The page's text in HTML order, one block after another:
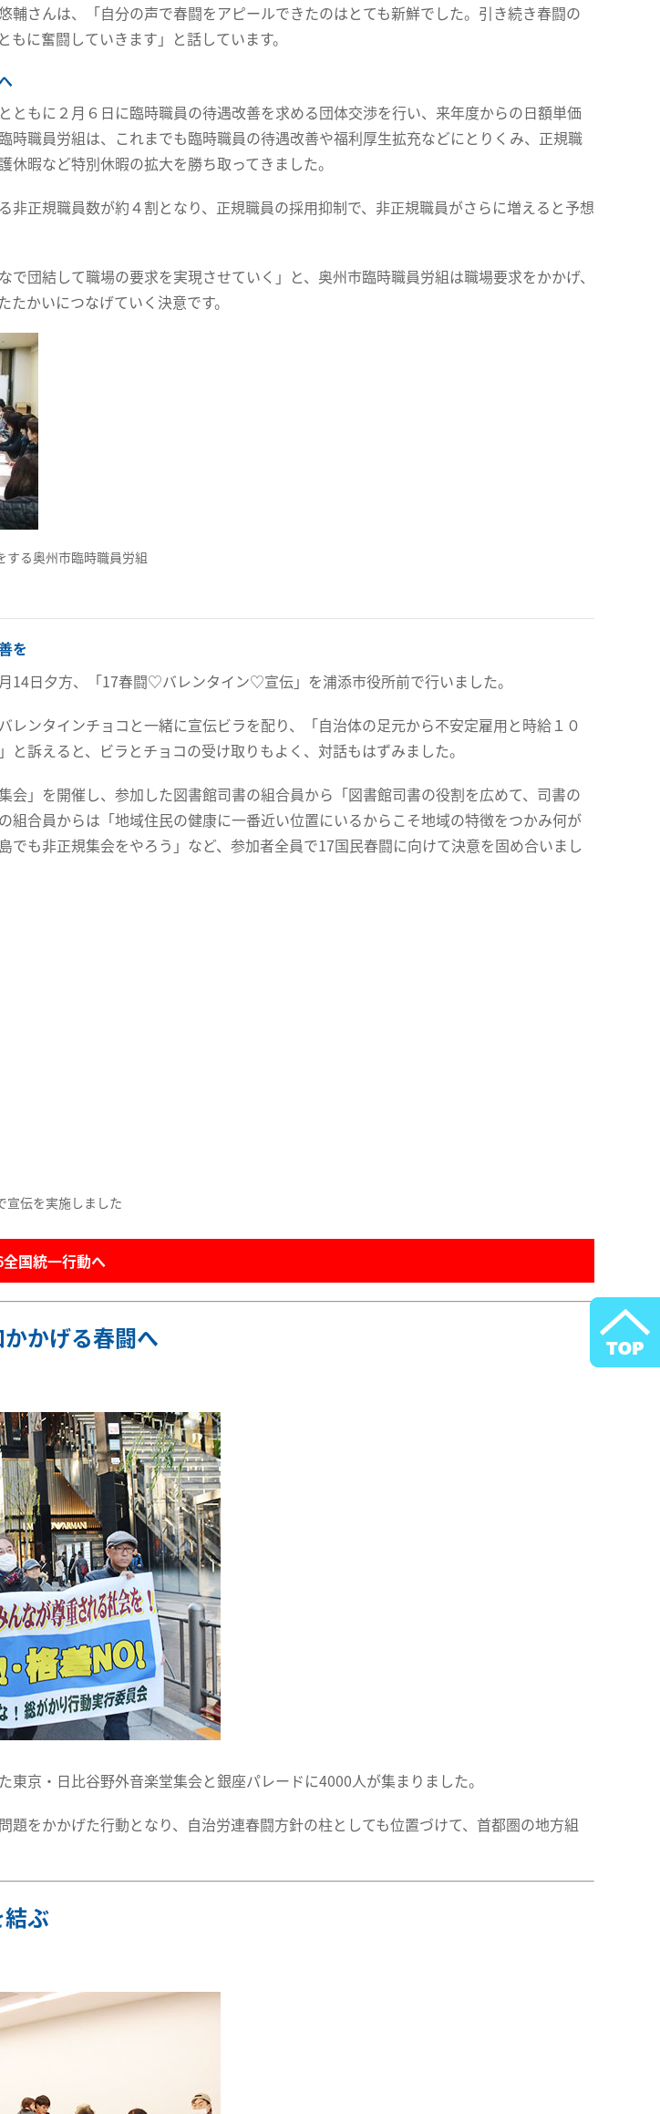
輔さんは、「自分の声で春闘をアピールできたのはとても新鮮でした。引き続き春闘の
に奮闘していきます」と話しています。
ともに２月６日に臨時職員の待遇改善を求める団体交渉を行い、来年度からの日額単価
時職員労組は、これまでも臨時職員の待遇改善や福利厚生拡充などにとりくみ、正規職
暇など特別休暇の拡大を勝ち取ってきました。
非正規職員数が約４割となり、正規職員の採用抑制で、非正規職員がさらに増えると予想
で団結して職場の要求を実現させていく」と、奥州市臨時職員労組は職場要求をかかげ、
かいにつなげていく決意です。
る奥州市臨時職員労組
を
14日夕方、「17春闘♡バレンタイン♡宣伝」を浦添市役所前で行いました。
レンタインチョコと一緒に宣伝ビラを配り、「自治体の足元から不安定雇用と時給１０
と訴えると、ビラとチョコの受け取りもよく、対話もはずみました。
会」を開催し、参加した図書館司書の組合員から「図書館司書の役割を広めて、司書の
組合員からは「地域住民の健康に一番近い位置にいるからこそ地域の特徴をつかみ何が
でも非正規集会をやろう」など、参加者全員で17国民春闘に向けて決意を固め合いまし
伝を実施しました
国統一行動へ
かげる春闘へ
東京・日比谷野外音楽堂集会と銀座パレードに4000人が集まりました。
題をかかげた行動となり、自治労連春闘方針の柱としても位置づけて、首都圏の地方組
ぶ